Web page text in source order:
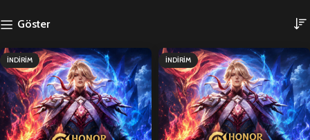
Göster
İNDIRIM İNDIRIM